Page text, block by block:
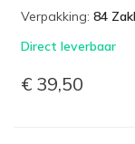
Verpakking: 84
Direct leverbaar
€ 39,50